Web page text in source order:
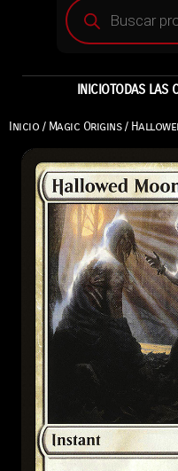
INICIOTODAS LAS
Inicio / Magic Origins/